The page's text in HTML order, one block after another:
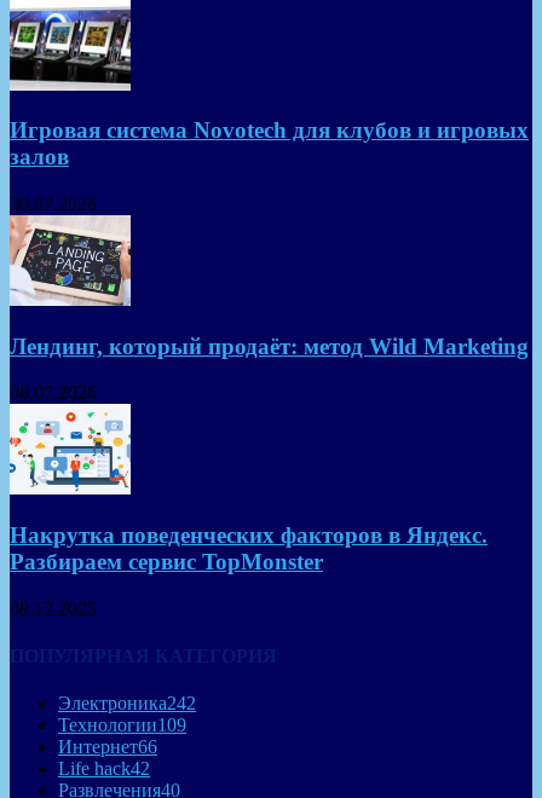
Игровая система Novotech для клубов и игровых
залов
30.07.2026
Лендинг, который продаёт: метод Wild Marketing
08.07.2026
Накрутка поведенческих факторов в Яндекс.
Разбираем сервис TopMonster
08.12.2025
ПОПУЛЯРНАЯ КАТЕГОРИЯ
Электроника242
Технологии109
Интернет66
Life hack42
Развлечения40